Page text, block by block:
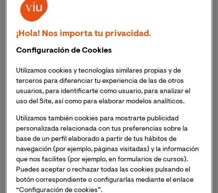
colaboración con la Embajada de Colombia
ciudadanos colombianos residentes en España, en las
que VIU contribuye con un total de 20 ayudas para
máster, y que
actualmente ha ampliado la
convocatoria de su II edición, hasta el 21 de julio.
Para conocer un poco más sobre el impacto que una
ayuda de este tipo puede tener sobre quien la recibe, le
hemos pedido a algunos/as de los ganadores/as de la
Erika Vanessa Álvarez Parra
es abogada y una firme
creyente en la posibilidad de construir un mundo mejor.
Aunque dio sus primeros pasos litigando en el ámbito
de los derechos laborales, no tardó en reorientar su
carrera hacia los Derechos Humanos, buscando
eventualmente especializarse en la Violencia de
¡Hola! Nos importa tu privacidad.
Configuración de Cookies
Utilizamos cookies y tecnologías similares propias y de
terceros para diferenciar tu experiencia de las de otros
usuarios, para identificarte como usuario, para analizar el
uso del Site, así como para elaborar modelos analíticos.
Utilizamos también cookies para mostrarte publicidad
personalizada relacionada con tus preferencias sobre la
base de un perfil elaborado a partir de tus hábitos de
navegación (por ejemplo, páginas visitadas) y la información
que nos facilites (por ejemplo, en formularios de cursos).
Puedes aceptar o rechazar todas las cookies pulsando el
botón correspondiente o configurarlas mediante el enlace
“Configuración de cookies”.